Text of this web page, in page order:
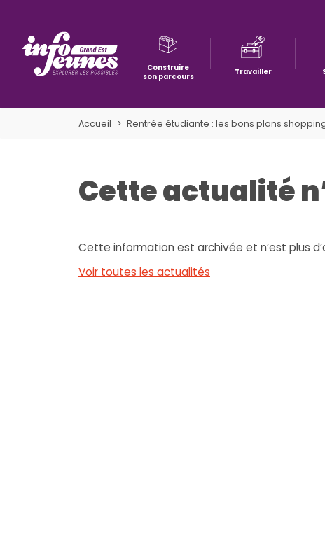
Construire
son parcours
Travailler
Accueil Rentrée étudiante : les bons plans
Cette actualité
Cette information est archivée et n’est plus
Voir toutes les actualités